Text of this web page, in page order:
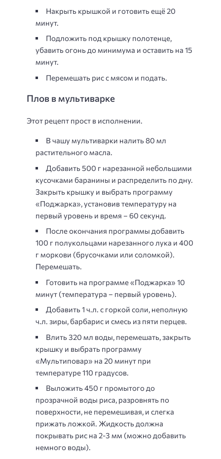
Накрыть крышкой и готовить ещё 20
минут.
Подложить под крышку полотенце,
убавить огонь до минимума и оставить на 15
минут.
Перемешать рис с мясом и подать.
Плов в мультиварке
Этот рецепт прост в исполнении.
В чашу мультиварки налить 80 мл
растительного масла.
Добавить 500 г нарезанной небольшими
кусочками баранины и распределить по дну.
Закрыть крышку и выбрать программу
«Поджарка», установив температуру на
первый уровень и время – 60 секунд.
После окончания программы добавить
100 г полукольцами нарезанного лука и 400
г моркови (брусочками или соломкой).
Перемешать.
Готовить на программе «Поджарка» 10
минут (температура – первый уровень).
Добавить 1 ч.л. с горкой соли, неполную
ч.л. зиры, барбарис и смесь из пяти перцев.
Влить 320 мл воды, перемешать, закрыть
крышку и выбрать программу
«Мультиповар» на 20 минут при
температуре 110 градусов.
Выложить 450 г промытого до
прозрачной воды риса, разровнять по
поверхности, не перемешивая, и слегка
прижать ложкой. Жидкость должна
покрывать рис на 2-3 мм (можно добавить
немного воды).